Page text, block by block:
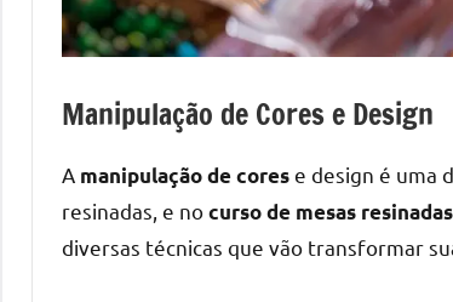
Manipulação de Cores e Design
A manipulação de corese design é uma
resinadas, e nocurso de mesas resinadas
diversas técnicas que vão transformar